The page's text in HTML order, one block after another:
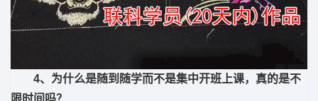
4、为什么是随到随学而不是集中开班上课，真的是不
限时间吗？